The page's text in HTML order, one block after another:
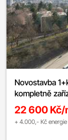
Novostavba
kompletně
22 600 Kč/
+ 4.000,- Kč